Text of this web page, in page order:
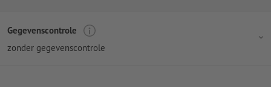
Gegevenscontrole
zonder gegevenscontrole